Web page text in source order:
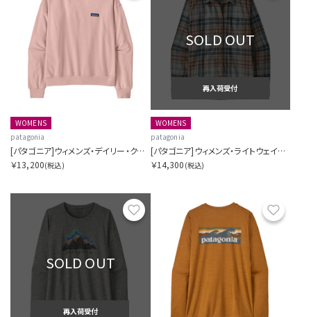
WOMENS
patagonia
[パタゴニア]ウィメンズ・デイリー・クルー
￥13,200(税込)
SOLD OUT
再入荷受付
WOMENS
patagonia
[パタゴニア]ウィメンズ・ライトウェイト・フィヨルド・フランネル・シャツ
￥14,300 (税込)
お気に入り
SOLD OUT
再入荷受付